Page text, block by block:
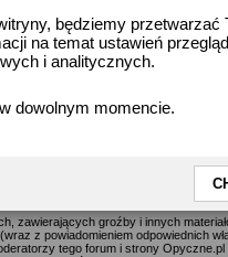
będziemy przetwarzać
na temat ustawień
i analitycznych.
dowolnym momencie.
materiałów jak najszybciej,
i opinie jego autora a nie
groźby i innych
z powiadomieniem odpowiednich
tego forum i strony